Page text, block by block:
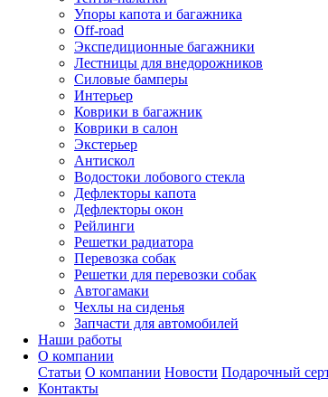
Упоры капота и багажника
Off-road
Экспедиционные багажники
Лестницы для внедорожников
Силовые бамперы
Интерьер
Коврики в багажник
Коврики в салон
Экстерьер
Антискол
Водостоки лобового стекла
Дефлекторы капота
Дефлекторы окон
Рейлинги
Решетки радиатора
Перевозка собак
Решетки для перевозки собак
Автогамаки
Чехлы на сиденья
Запчасти для автомобилей
Наши работы
О компании
Статьи О компании Новости Подарочный
Контакты